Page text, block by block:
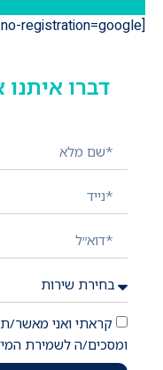
דברו איתנו
השאירו פרטים
קראתי ואני מאשר/ת
ומסכים/ה לשמירת המידע